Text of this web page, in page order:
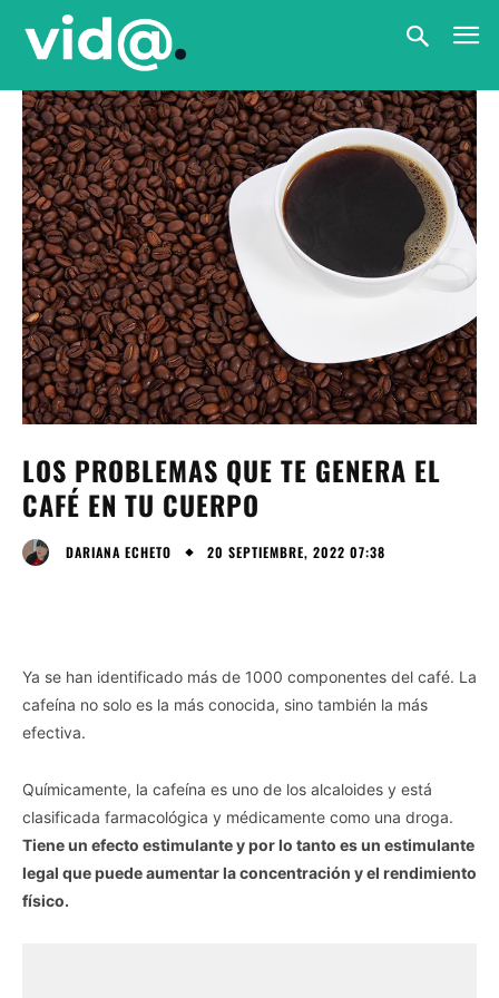
LOS PROBLEMAS QUE TE GENERA EL
CAFÉ EN TU CUERPO
DARIANA ECHETO 20 SEPTIEMBRE, 2022 07:38
Ya se han identificado más de 1000 componentes del café. La
cafeína no solo es la más conocida, sino también la más
efectiva.
Químicamente, la cafeína es uno de los alcaloides y está
clasificada farmacológica y médicamente como una droga.
Tiene un efecto estimulante y por lo tanto es un estimulante
legal que puede aumentar la concentración y el rendimiento
físico.